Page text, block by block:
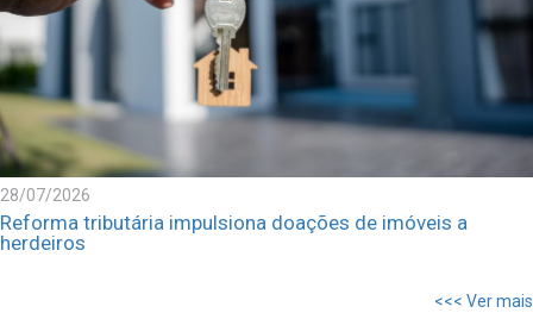
28/07/2026
Reforma tributária impulsiona doações de imóveis a
herdeiros
<<< Ver mais